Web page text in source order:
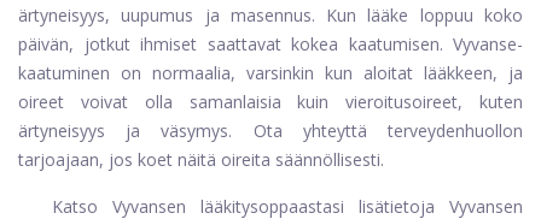
ärtyneisyys, uupumus ja masennus. Kun lääke loppuu koko
päivän, jotkut ihmiset saattavat kokea kaatumisen. Vyvanse-
kaatuminen on normaalia, varsinkin kun aloitat lääkkeen, ja
oireet voivat olla samanlaisia ​​kuin vieroitusoireet, kuten
ärtyneisyys ja väsymys. Ota yhteyttä terveydenhuollon
tarjoajaan, jos koet näitä oireita säännöllisesti.
Katso Vyvansen lääkitysoppaastasi lisätietoja Vyvansen